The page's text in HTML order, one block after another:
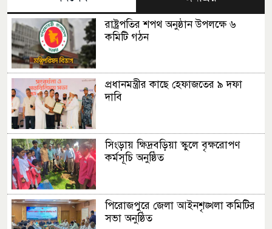
রাষ্ট্রপতির শপথ অনুষ্ঠান উপলক্ষে ৬
কমিটি গঠন
প্রধানমন্ত্রীর কাছে হেফাজতের ৯ দফা
দাবি
সিংড়ায় ক্ষিদ্রবড়িয়া স্কুলে বৃক্ষরোপণ
কর্মসূচি অনুষ্ঠিত
পিরোজপুরে জেলা আইনশৃঙ্খলা কমিটির
সভা অনুষ্ঠিত